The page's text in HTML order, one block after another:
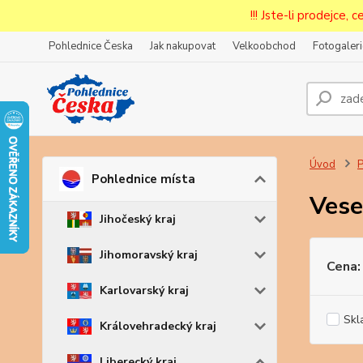
!!! Jste-li prodejce,
Pohlednice Česka Jak nakupovat Velkoobchod
Pohlednice místa
Jihočeský kraj
Jihomoravský kraj
Karlovarský kraj
Královehradecký kraj
Úvod
Cena: